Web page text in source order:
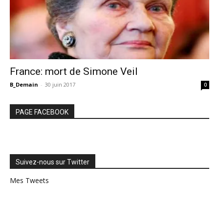
France: mort de Simone Veil
B_Demain - 30 juin 2017 0
PAGE FACEBOOK
Suivez-nous sur Twitter
Mes Tweets